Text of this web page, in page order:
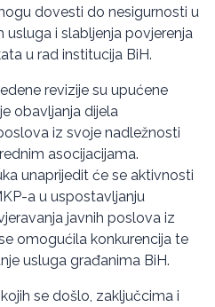
dovesti do nesigurnosti u
i slabljenja povjerenja
u rad institucija BiH.
revizije su upućene
obavljanja dijela
iz svoje nadležnosti
asocijacijama.
unaprijedit će se aktivnosti
a u uspostavljanju
javnih poslova iz
omogućila konkurencija te
usluga građanima BiH.
se došlo, zaključcima i